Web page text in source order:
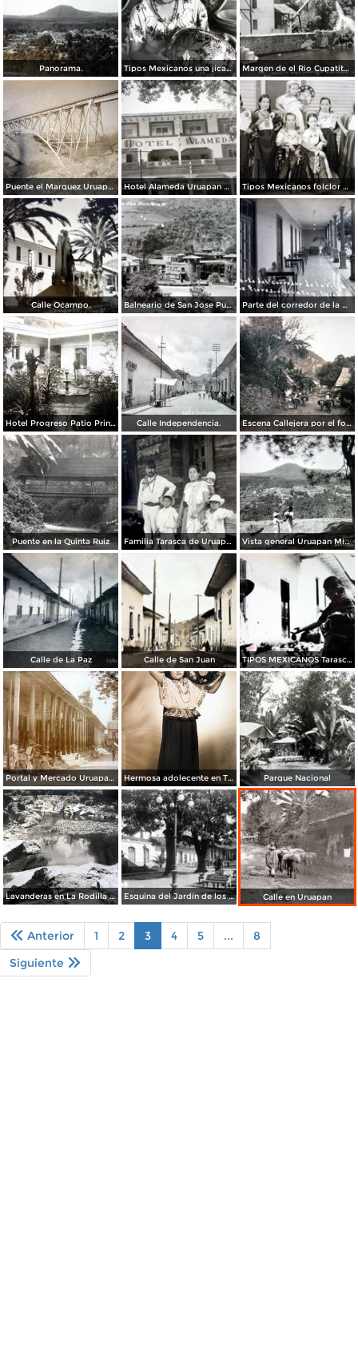
Panorama. Tipos Mexicanos una jicarera. Margen de el Rio Cupatitzio Uruapan Michoacan.
Puente el Marquez Uruapan Michoacan. Hotel Alameda Uruapan Michoacan. Tipos Mexicanos folclor de Uruapan.
Calle Ocampo. Balneario de San Jose Purua. Parte del corredor de la Villa de Flores.
Hotel Progreso Patio Principal. Calle Independencia. Escena Callejera por el fotografo Hugo Brehme
Puente en la Quinta Ruiz Familia Tarasca de Uruapan Michoacan Vista general Uruapan Michoacan
Calle de La Paz Calle de San Juan TIPOS MEXICANOS Tarascos Vendedor de Verduras Uruapan Michoacan
Portal y Mercado Uruapan Michoacan Hermosa adolecente en Traje tipico de Uruapan, MichoacÃ¡n Parque Nacional
Lavanderas en La Rodilla del Diablo Esquina del Jardín de los Mártires Calle en Uruapan
Anterior 1 2 3 4 5 ...
8
Siguiente